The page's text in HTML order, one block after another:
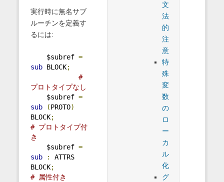
文
法
的
注
意
特
殊
変
数
の
ロ
ー
カ
ル
化
グ
実行時に無名サブ
ルーチンを定義す
るには:
$subref =
sub BLOCK;
#
プロトタイプなし
$subref =
sub
(PROTO)
BLOCK;
# プロトタイプ付
き
$subref =
sub
:
ATTRS
BLOCK;
# 属性付き